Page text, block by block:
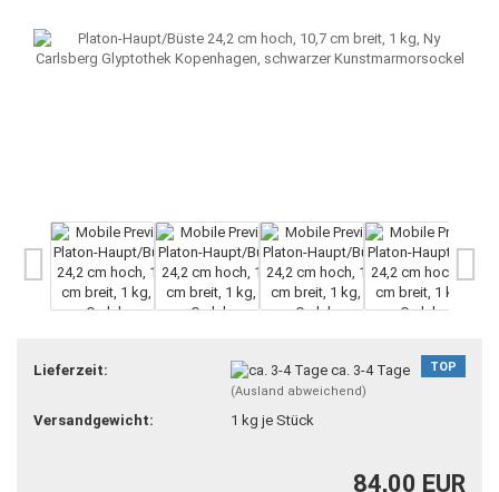
TOP
Lieferzeit: ca. 3-4 Tage
(Ausland abweichend)
Versandgewicht: 1 kg je Stück
84,00 EUR